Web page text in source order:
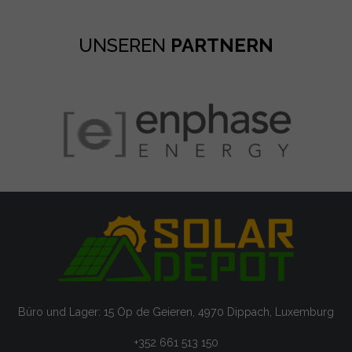
UNSEREN PARTNERN
Büro und Lager: 15 Op de Geieren, 4970 Dippach, Luxemburg
+352 661 513 150